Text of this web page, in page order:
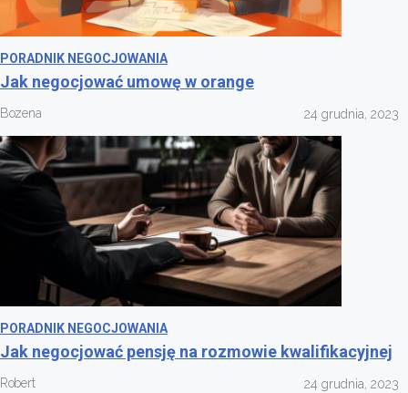
PORADNIK NEGOCJOWANIA
Jak negocjować umowę w orange
Bozena 24 grudnia, 2023
PORADNIK NEGOCJOWANIA
Jak negocjować pensję na rozmowie kwalifikacyjnej
Robert 24 grudnia, 2023